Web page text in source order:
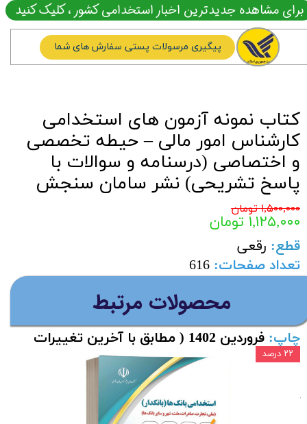
برای مشاهده جدیدترین اخبار استخدامی کشور ، کلیک کنید
پیگیری مرسولات پستی سفارش های شما
کتاب نمونه آزمون های استخدامی
کارشناس امور مالی – حیطه تخصصی
و اختصاصی (درسنامه و سوالات با
پاسخ تشریحی) نشر سامان سنجش
۱,۵۰۰,۰۰۰ تومان
۱,۱۲۵,۰۰۰ تومان
قطع: رقعی
تعداد صفحات:
616
محمد علی عزیزی- آرش اپرناک – سمیه
احمد پور قادیکلائی
چاپ:
فروردین 1402 ( مطابق با آخرین تغییرات
آزمون استخدامی 1402 )
داوطلبان آزمون استخدامی
کارشناس امور مالی
​محصولات مرتبط
۲۲ درصد